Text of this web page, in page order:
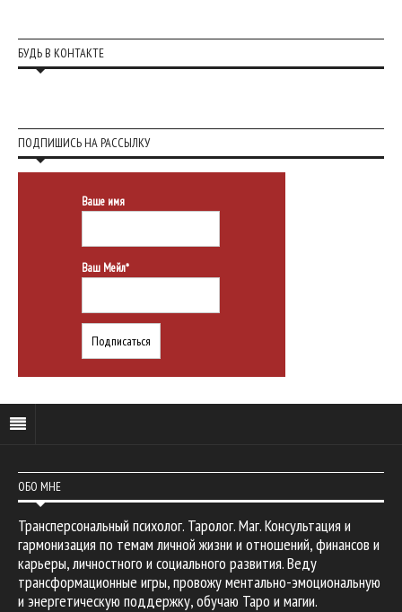
БУДЬ В КОНТАКТЕ
ПОДПИШИСЬ НА РАССЫЛКУ
Ваше имя
Ваш Мейл*
ОБО МНЕ
Трансперсональный психолог. Таролог. Маг. Консультация и
гармонизация по темам личной жизни и отношений, финансов и
карьеры, личностного и социального развития. Веду
трансформационные игры, провожу ментально-эмоциональную
и энергетическую поддержку, обучаю Таро и магии.